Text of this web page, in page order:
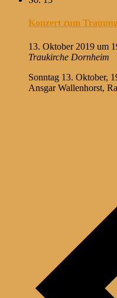
Konzert zum
13. Oktober 2019 um
Traukirche Dornheim
Sonntag 13. Oktober,
Ansgar Wallenhorst,